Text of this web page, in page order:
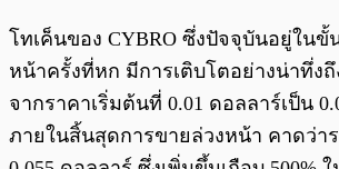
โทเค็นของ CYBRO ซึ่งปัจจุบันอยู่ในขั้
หน้าครั้งที่หก มีการเติบโตอย่างน่าทึ่งถึ
จากราคาเริ่มต้นที่ 0.01 ดอลลาร์เป็น
ภายในสิ้นสุดการขายล่วงหน้า คาดว่า